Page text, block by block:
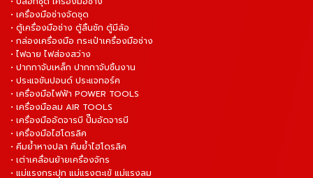
• เครื่องมือช่างจัดชุด
• ตู้เครื่องมือช่าง ตู้ลิ้นชัก ตู้มีล้อ
• กล่องเครื่องมือ กระเป๋าเครื่องมือช่าง
• ไฟฉาย ไฟส่องสว่าง
• ปากกาจับเหล็ก ปากกาจับชิ้นงาน
• ประแจขันปอนด์ ประแจทอร์ค
• เครื่องมือไฟฟ้า POWER TOOLS
• เครื่องมือลม AIR TOOLS
• เครื่องมืออัดจารบี ปั๊มอัดจารบี
• เครื่องมือไฮโดรลิค
• คีมย้ำหางปลา คีมย้ำไฮโดรลิค
• เต่าเคลื่อนย้ายเครื่องจักร
• แม่แรงกระปุก แม่แรงตะเข้ แม่แรงลม